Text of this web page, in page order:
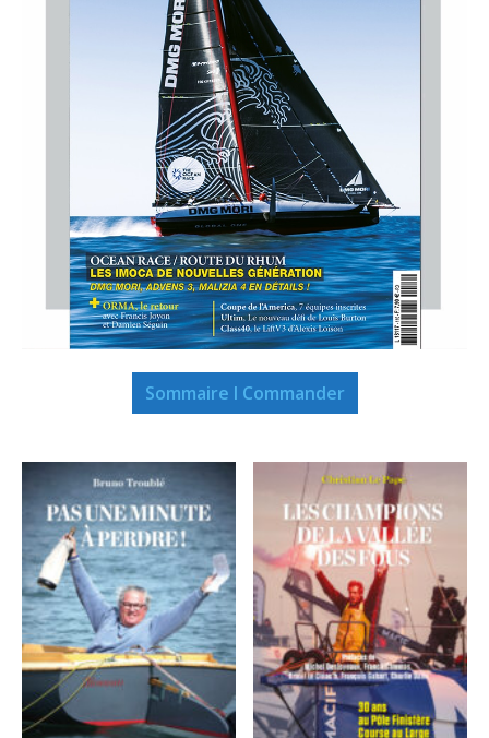
Sommaire I Commander